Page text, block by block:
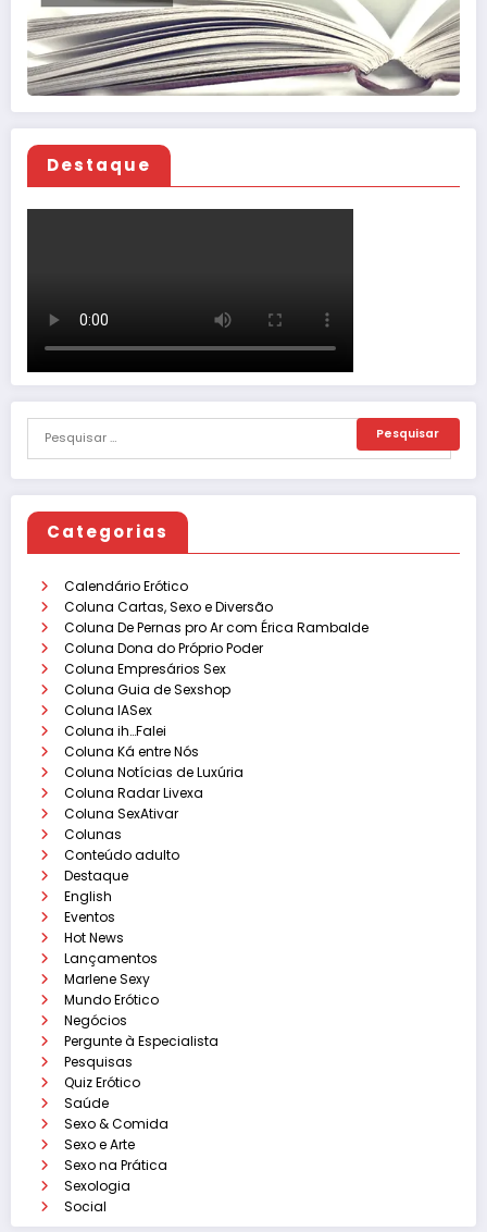
Destaque
Categorias
Calendário Erótico
Coluna Cartas, Sexo e Diversão
Coluna De Pernas pro Ar com Érica Rambalde
Coluna Dona do Próprio Poder
Coluna Empresários Sex
Coluna Guia de Sexshop
Coluna IASex
Coluna ih…Falei
Coluna Ká entre Nós
Coluna Notícias de Luxúria
Coluna Radar Livexa
Coluna SexAtivar
Colunas
Conteúdo adulto
Destaque
English
Eventos
Hot News
Lançamentos
Marlene Sexy
Mundo Erótico
Negócios
Pergunte à Especialista
Pesquisas
Quiz Erótico
Saúde
Sexo & Comida
Sexo e Arte
Sexo na Prática
Sexologia
Social